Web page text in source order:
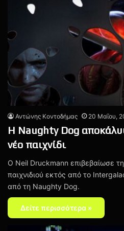
Αντώνης Κοντοδήμας 20 Μαΐου,
Η Naughty Dog
νέο παιχνίδι
Ο Neil Druckmann επιβεβαίωσε
παιχνιδιού εκτός από το
από τη Naughty Dog.
Δείτε περισσότερα »